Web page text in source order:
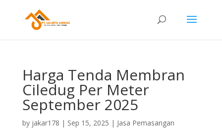
Harga Tenda Membran
Ciledug Per Meter
September 2025
by jakar178 | Sep 15, 2025 | Jasa Pemasangan